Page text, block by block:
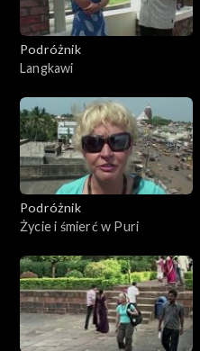
Podróżnik
Langkawi
Podróżnik
Życie i śmierć w Puri